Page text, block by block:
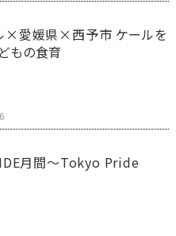
×愛媛県×西予市 ケールを
もの食育
月間～Tokyo Pride